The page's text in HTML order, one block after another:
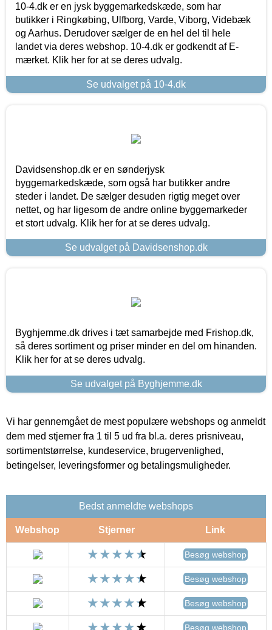
10-4.dk er en jysk byggemarkedskæde, som har
butikker i Ringkøbing, Ulfborg, Varde, Viborg, Videbæk
og Aarhus. Derudover sælger de en hel del til hele
landet via deres webshop. 10-4.dk er godkendt af E-
mærket. Klik her for at se deres udvalg.
Se udvalget på 10-4.dk
Davidsenshop.dk er en sønderjysk
byggemarkedskæde, som også har butikker andre
steder i landet. De sælger desuden rigtig meget over
nettet, og har ligesom de andre online byggemarkeder
et stort udvalg. Klik her for at se deres udvalg.
Se udvalget på Davidsenshop.dk
Byghjemme.dk drives i tæt samarbejde med Frishop.dk,
så deres sortiment og priser minder en del om hinanden.
Klik her for at se deres udvalg.
Se udvalget på Byghjemme.dk
Vi har gennemgået de mest populære webshops og anmeldt
dem med stjerner fra 1 til 5 ud fra bl.a. deres prisniveau,
sortimentstørrelse, kundeservice, brugervenlighed,
betingelser, leveringsformer og betalingsmuligheder.
Bedst anmeldte webshops
Webshop Stjerner Link
Besøg webshop
Besøg webshop
Besøg webshop
Besøg webshop